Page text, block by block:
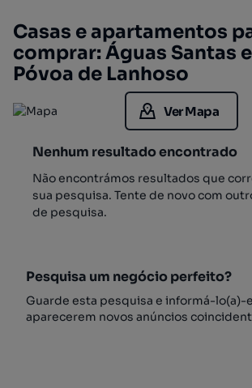
Casas e apartamentos
comprar: Águas Santas
Póvoa de Lanhoso
Ver Mapa
Nenhum resultado encontrado
Não encontrámos resultados que
sua pesquisa. Tente de novo com
de pesquisa.
Pesquisa um negócio perfeito?
Guarde esta pesquisa e informá-lo(a)-
aparecerem novos anúncios